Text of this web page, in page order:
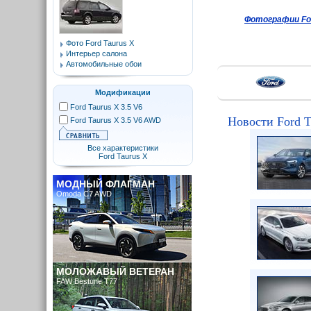
Фотографии
Новости Ford
Фото Ford Taurus X
Интерьер салона
Автомобильные обои
Модификации
Ford Taurus X 3.5 V6
Ford Taurus X 3.5 V6 AWD
Все характеристики
Ford Taurus X
МОДНЫЙ ФЛАГМАН
Omoda C7 AWD
МОЛОЖАВЫЙ ВЕТЕРАН
FAW Bestune T77